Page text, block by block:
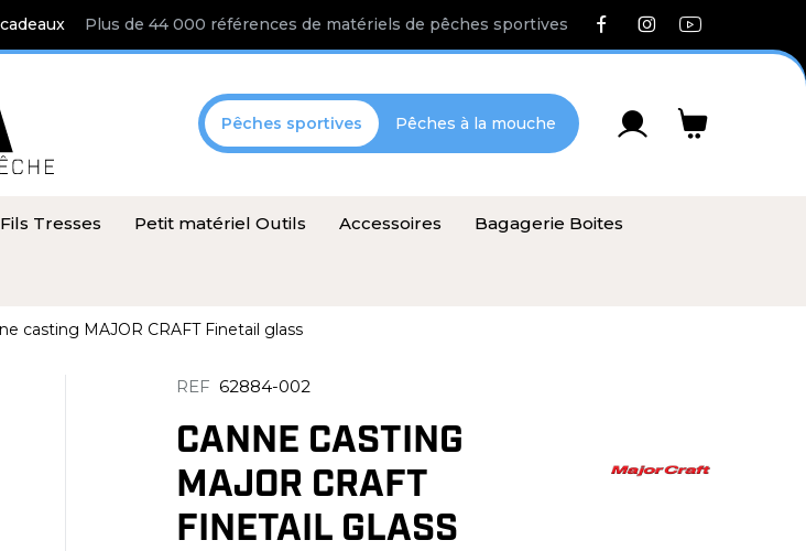
Plus de 44 000 références de matériels de pêches sportives
Pêches sportives Pêches à la mouche
Fils Tresses Petit matériel Outils Accessoires Bagagerie Boites
casting MAJOR CRAFT Finetail glass
REF 62884-002
CANNE CASTING
MAJOR CRAFT
FINETAIL GLASS